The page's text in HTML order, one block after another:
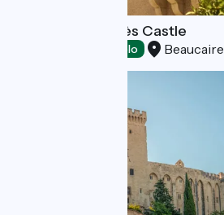
Mourgues du Grès Castle
Accueil Vélo Beaucaire